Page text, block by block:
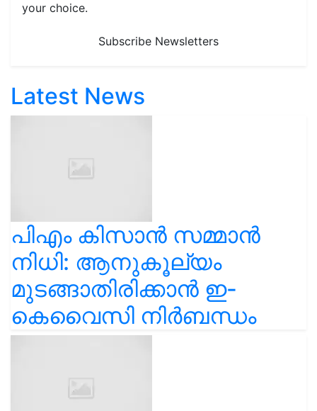
your choice.
Subscribe Newsletters
Latest News
പിഎം കിസാൻ സമ്മാൻ
നിധി: ആനുകൂല്യം
മുടങ്ങാതിരിക്കാൻ ഇ-
കെവൈസി നിർബന്ധം